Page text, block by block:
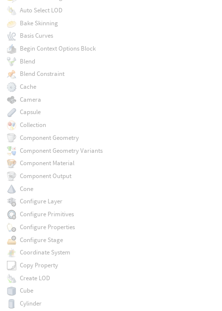
Auto Select LOD
Bake Skinning
Basis Curves
Begin Context Options Block
Blend
Blend Constraint
Cache
Camera
Capsule
Collection
Component Geometry
Component Geometry Variants
Component Material
Component Output
Cone
Configure Layer
Configure Primitives
Configure Properties
Configure Stage
Coordinate System
Copy Property
Create LOD
Cube
Cylinder